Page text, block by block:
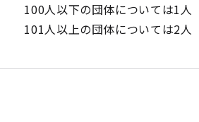
100人以下の団体については1人
101人以上の団体については2人